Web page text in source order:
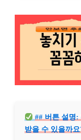
## 버튼 설명:
받을 수 있을까